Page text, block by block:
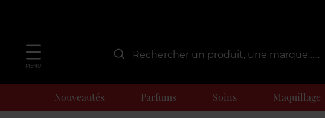
MENU
Nouveautés Parfums Soins Maquillage